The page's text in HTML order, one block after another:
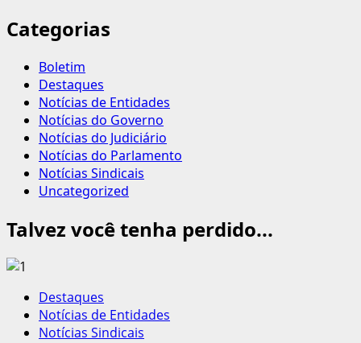
Categorias
Boletim
Destaques
Notícias de Entidades
Notícias do Governo
Notícias do Judiciário
Notícias do Parlamento
Notícias Sindicais
Uncategorized
Talvez você tenha perdido...
Destaques
Notícias de Entidades
Notícias Sindicais